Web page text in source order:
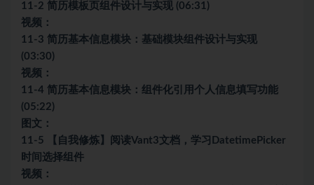
11-2 简历模板页组件设计与实现 (06:31)
视频：
11-3 简历基本信息模块：基础模块组件设计与实现
(03:30)
视频：
11-4 简历基本信息模块：组件化引用个人信息填写功能
(05:22)
图文：
11-5 【自我修炼】阅读Vant3文档，学习DatetimePicker
时间选择组件
视频：